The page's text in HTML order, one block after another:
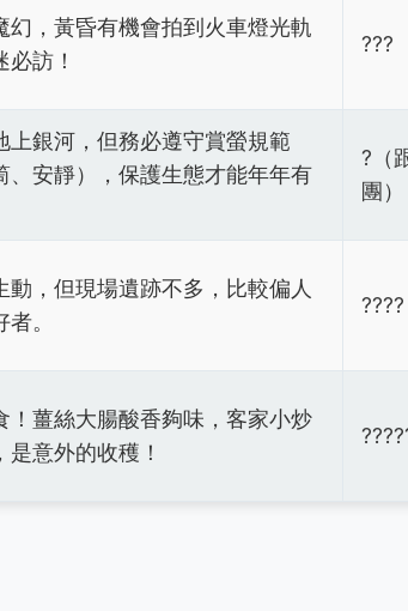
幻，黃昏有機會拍到火車燈光軌
訪！
???
上銀河，但務必遵守賞螢規範
、安靜），保護生態才能年年有
?（
團）
動，但現場遺跡不多，比較偏人
。
????
！薑絲大腸酸香夠味，客家小炒
是意外的收穫！